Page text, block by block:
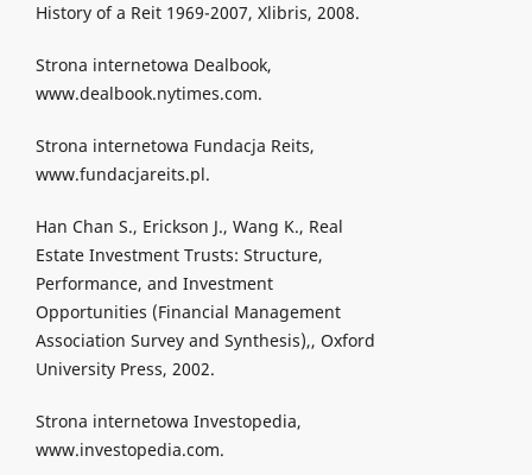
History of a Reit 1969-2007, Xlibris, 2008.
Strona internetowa Dealbook,
www.dealbook.nytimes.com.
Strona internetowa Fundacja Reits,
www.fundacjareits.pl.
Han Chan S., Erickson J., Wang K., Real
Estate Investment Trusts: Structure,
Performance, and Investment
Opportunities (Financial Management
Association Survey and Synthesis),, Oxford
University Press, 2002.
Strona internetowa Investopedia,
www.investopedia.com.